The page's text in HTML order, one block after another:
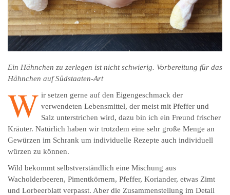
Ein Hähnchen zu zerlegen ist nicht schwierig. Vorbereitung für das
Hähnchen auf Südstaaten-Art
W ir setzen gerne auf den Eigengeschmack der
verwendeten Lebensmittel, der meist mit Pfeffer und
Salz unterstrichen wird, dazu bin ich ein Freund frischer
Kräuter. Natürlich haben wir trotzdem eine sehr große Menge an
Gewürzen im Schrank um individuelle Rezepte auch individuell
würzen zu können.
Wild bekommt selbstverständlich eine Mischung aus
Wacholderbeeren, Pimentkörnern, Pfeffer, Koriander, etwas Zimt
und Lorbeerblatt verpasst. Aber die Zusammenstellung im Detail